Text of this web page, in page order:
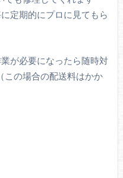
定期的にプロに見てもら
が必要になったら随時対
この場合の配送料はかか